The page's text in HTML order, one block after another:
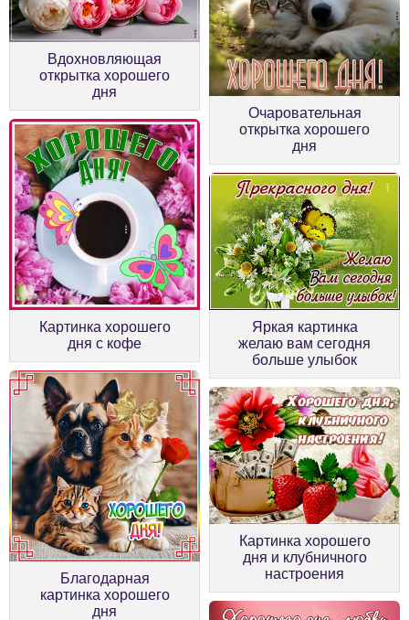
Вдохновляющая
открытка хорошего
дня
Очаровательная
открытка хорошего
дня
Картинка хорошего
дня с кофе
Яркая картинка
желаю вам сегодня
больше улыбок
Благодарная
картинка хорошего
дня
Картинка хорошего
дня и клубничного
настроения